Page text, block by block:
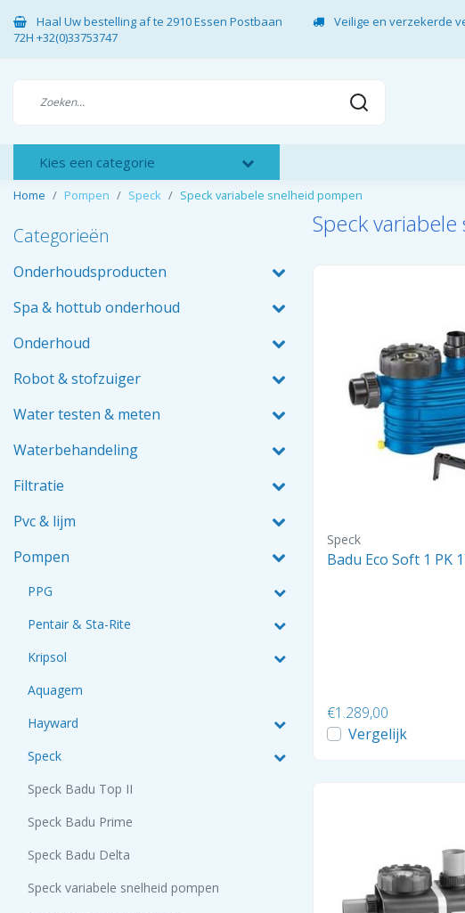
Haal Uw bestelling af te 2910 Essen Postbaan
72H +32(0)33753747
Veilige en verzekerde
Kies een categorie
Home Pompen Speck Speck variabele snelheid pompen
Categorieën
Onderhoudsproducten
Spa & hottub onderhoud
Onderhoud
Robot & stofzuiger
Water testen & meten
Waterbehandeling
Filtratie
Pvc & lijm
Pompen
PPG
Pentair & Sta-Rite
Kripsol
Aquagem
Hayward
Speck
Speck Badu Top II
Speck Badu Prime
Speck Badu Delta
Speck variabele snelheid pompen
Speck
Speck
Badu Eco Soft 1 PK
€1.289,00
Vergelijk